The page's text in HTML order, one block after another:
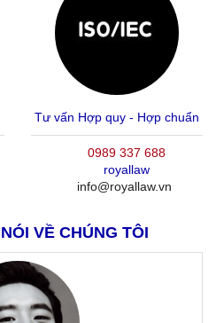
Tư vấn Hợp quy - Hợp chuẩn
0989 337 688
royallaw
info@royallaw.vn
VỀ CHÚNG TÔI